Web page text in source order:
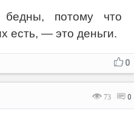
потому что
есть, — это деньги.
0
73 0